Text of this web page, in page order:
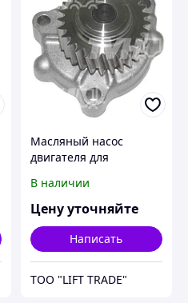
Масляный насос
двигателя для
дизель IDZ-II (6-8
серия) 1,0-3,0т
В наличии
Цену уточняйте
Написать
ТОО "LIFT TRADE"